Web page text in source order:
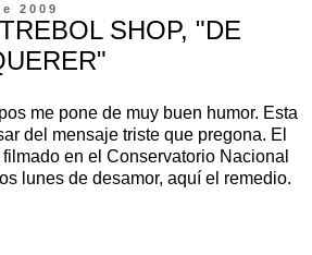
2009
SHOP, "DE
me pone de muy buen humor. Esta
del mensaje triste que pregona. El
en el Conservatorio Nacional
lunes de desamor, aquí el remedio.